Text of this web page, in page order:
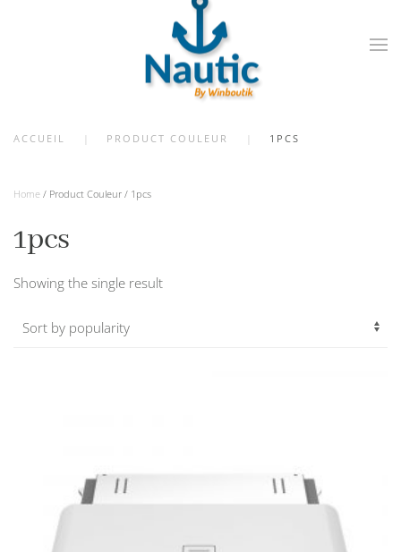
ACCUEIL PRODUCT COULEUR 1PCS
Home / Product Couleur / 1pcs
1pcs
Showing the single result